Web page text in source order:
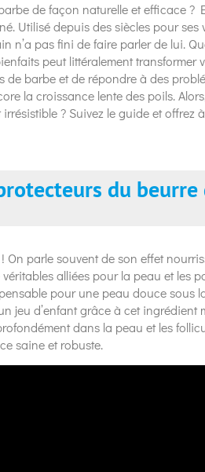
de façon naturelle et efficace ?
Utilisé depuis des siècles pour ses
n’a pas fini de faire parler de lui.
peut littéralement transformer
de barbe et de répondre à des
la croissance lente des poils.
? Suivez le guide et offrez
du beurre
parle souvent de son effet
alliées pour la peau et les
pour une peau douce sous
jeu d’enfant grâce à cet ingrédient
dans la peau et les
saine et robuste.